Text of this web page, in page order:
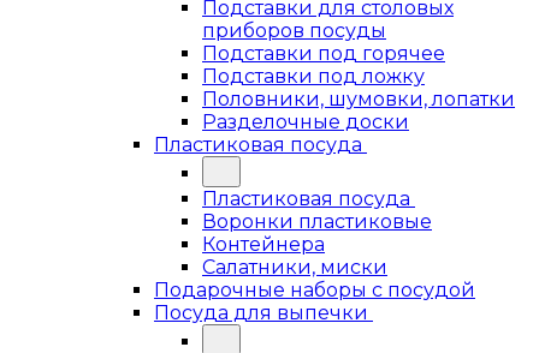
Подставки для столовых
приборов посуды
Подставки под горячее
Подставки под ложку
Половники, шумовки, лопатки
Разделочные доски
Пластиковая посуда
Пластиковая посуда
Воронки пластиковые
Контейнера
Салатники, миски
Подарочные наборы с посудой
Посуда для выпечки